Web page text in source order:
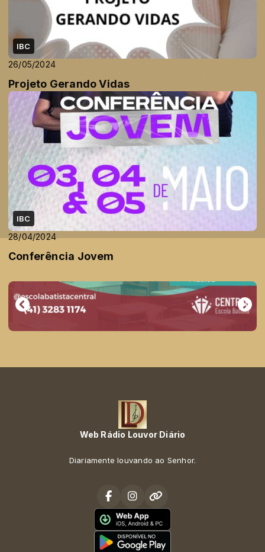
IBC
26/05/2024
Projeto Gerando Vidas
IBC
28/04/2024
Conferência Jovem
Web Rádio Louvor Diário
Diariamente louvando ao Senhor.